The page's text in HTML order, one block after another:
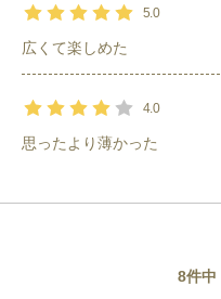
5.0
広くて楽しめた
4.0
思ったより薄かった
8件中